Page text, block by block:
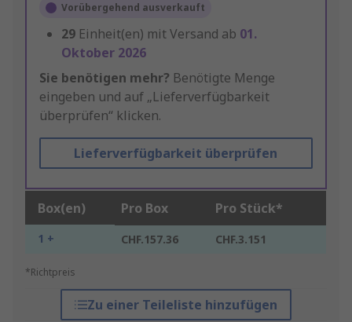
Vorübergehend ausverkauft
29 Einheit(en) mit Versand ab 01.
Oktober 2026
Sie benötigen mehr? Benötigte Menge
eingeben und auf „Lieferverfügbarkeit
überprüfen“ klicken.
Lieferverfügbarkeit überprüfen
Box(en) Pro Box Pro Stück*
1 + CHF.157.36 CHF.3.151
*Richtpreis
Zu einer Teileliste hinzufügen